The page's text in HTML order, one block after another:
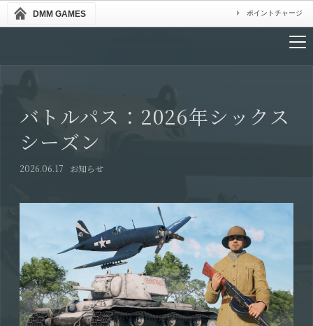
DMM GAMES ポイントチャージ
バトルパス：2026年シックス
シーズン
2026.06.17 お知らせ